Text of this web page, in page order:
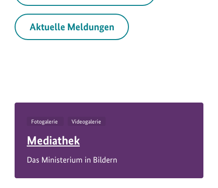
Aktuelle Meldungen
Fotogalerie Videogalerie
Mediathek
Das Ministerium in Bildern